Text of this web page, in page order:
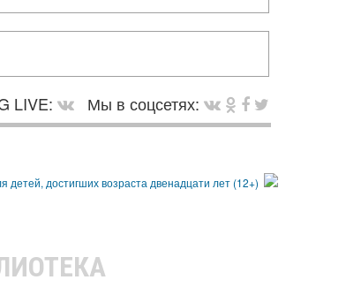
LIVE:
Мы в соцсетях: